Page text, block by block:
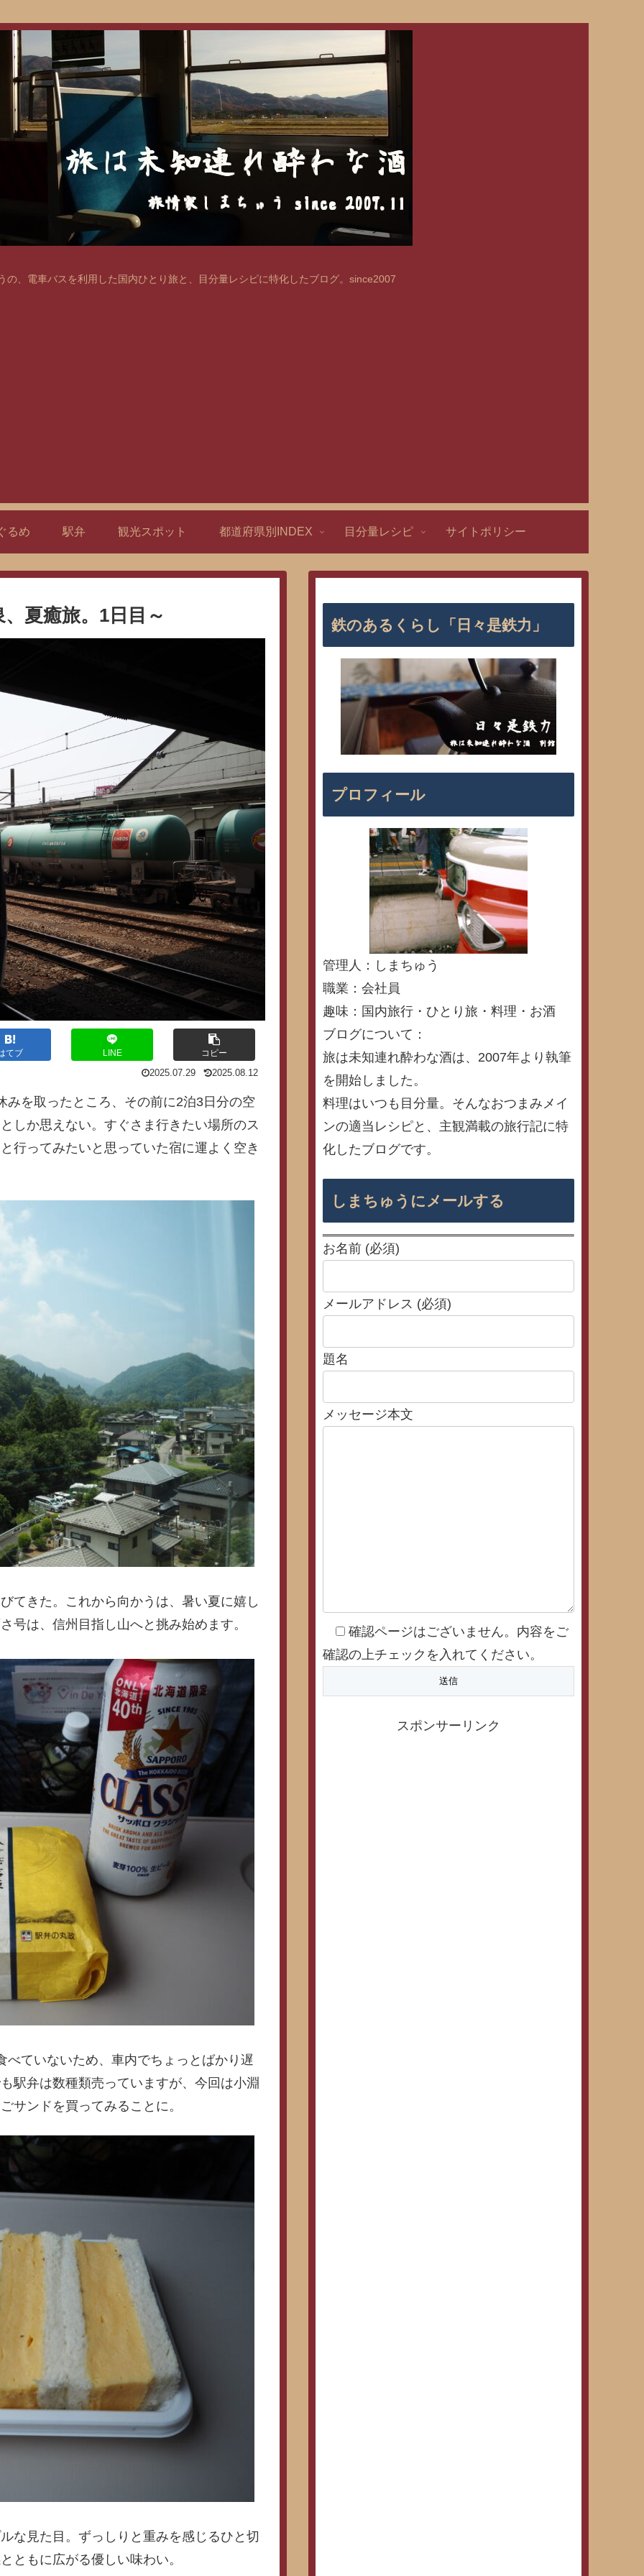
の、電車バスを利用した国内ひとり旅と、目分量レシピに特化したブログ。since2007
るめ 駅弁 観光スポット 都道府県別INDEX 目分量レシピ サイトポリシー
夏癒旅。1日目～
てブ LINE コピー
2025.07.29 2025.08.12
を取ったところ、その前に2泊3日分の空
しか思えない。すぐさま行きたい場所のス
行ってみたいと思っていた宿に運よく空き
てきた。これから向かうは、暑い夏に嬉し
号は、信州目指し山へと挑み始めます。
ていないため、車内でちょっとばかり遅
駅弁は数種類売っていますが、今回は小淵
サンドを買ってみることに。
な見た目。ずっしりと重みを感じるひと切
ともに広がる優しい味わい。
鉄のあるくらし「日々是鉄力」
プロフィール
管理人：しまちゅう
職業：会社員
趣味：国内旅行・ひとり旅・料理・お酒
ブログについて：
旅は未知連れ酔わな酒は、2007年より執筆
を開始しました。
料理はいつも目分量。そんなおつまみメイ
ンの適当レシピと、主観満載の旅行記に特
化したブログです。
しまちゅうにメールする
お名前 (必須)
メールアドレス (必須)
題名
メッセージ本文
確認ページはございません。内容をご
確認の上チェックを入れてください。
スポンサーリンク